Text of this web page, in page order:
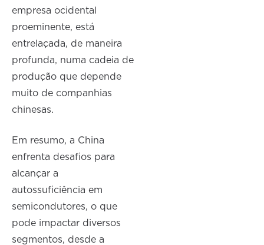
empresa ocidental
proeminente, está
entrelaçada, de maneira
profunda, numa cadeia de
produção que depende
muito de companhias
chinesas.
Em resumo, a China
enfrenta desafios para
alcançar a
autossuficiência em
semicondutores, o que
pode impactar diversos
segmentos, desde a